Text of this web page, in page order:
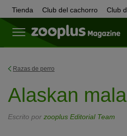
Tienda Club del cachorro Club
Razas de perro
Alaskan
Escrito por zooplus Editorial Team